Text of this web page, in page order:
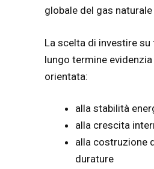
globale del gas
La scelta di investire
lungo termine
orientata:
alla stabilità
alla crescita
alla costruzione
durature